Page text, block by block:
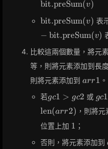
\text{len}(arr) -
bit.preSum(v)
bit.preSum(v) 表
− bit.preSum(v)
比較這兩個數量，將元
等，則將元素添加到長
則將元素添加到 arr1
arr1 。
若gc1
>
gc2
gc1 > gc2 或 gc1
gc1
len(arr2) ，則將
位置上加 11 ；
否則，將元素添加到